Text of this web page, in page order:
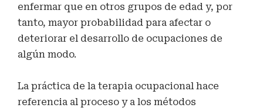
enfermar que en otros grupos de edad y, por
tanto, mayor probabilidad para afectar o
deteriorar el desarrollo de ocupaciones de
algún modo.
La práctica de la terapia ocupacional hace
referencia al proceso y a los métodos